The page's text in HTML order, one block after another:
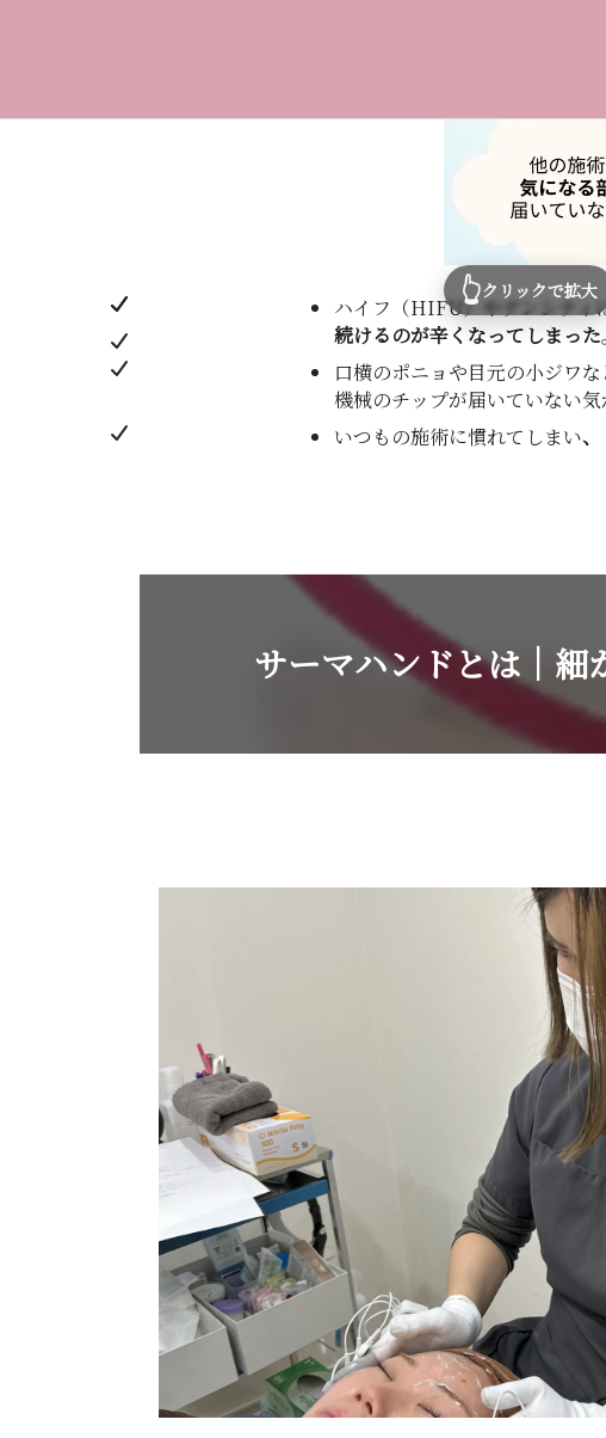
👆クリックで拡大
ハイフ（HIFU）やデンシティ
続けるのが辛くなってしまった。
口横のポニョや目元の小ジワな
機械のチップが届いていない気
いつもの施術に慣れてしまい、
サーマハンドとは｜細